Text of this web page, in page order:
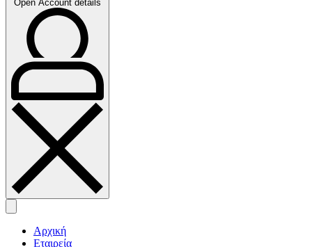
Open Account details
Αρχική
Εταιρεία